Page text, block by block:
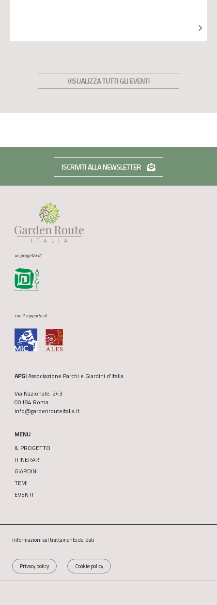
VISUALIZZA TUTTI GLI EVENTI
ISCRIVITI ALLA NEWSLETTER
un progetto di
con il supporto di
APGIAssociazione Parchi e Giardini d’Italia
Via Nazionale, 243
00184 Roma
info@gardenrouteitalia.it
MENU
IL PROGETTO
ITINERARI
GIARDINI
TEMI
EVENTI
Informazioni sul trattamento dei dati
Privacy policy Cookie policy